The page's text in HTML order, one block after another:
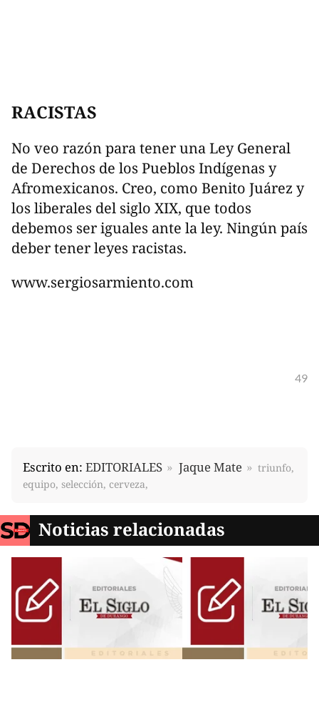
RACISTAS
No veo razón para tener una Ley General
de Derechos de los Pueblos Indígenas y
Afromexicanos. Creo, como Benito Juárez y
los liberales del siglo XIX, que todos
debemos ser iguales ante la ley. Ningún país
deber tener leyes racistas.
www.sergiosarmiento.com
49
Escrito en: EDITORIALES Jaque Mate
triunfo,
equipo, selección, cerveza,
Noticias relacionadas